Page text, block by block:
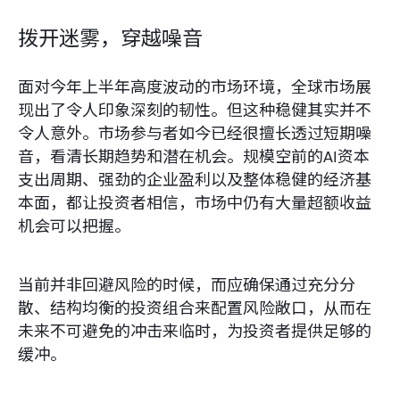
拨开迷雾，穿越噪音
面对今年上半年高度波动的市场环境，全球市场展
现出了令人印象深刻的韧性。但这种稳健其实并不
令人意外。市场参与者如今已经很擅长透过短期噪
音，看清长期趋势和潜在机会。规模空前的AI资本
支出周期、强劲的企业盈利以及整体稳健的经济基
本面，都让投资者相信，市场中仍有大量超额收益
机会可以把握。
当前并非回避风险的时候，而应确保通过充分分
散、结构均衡的投资组合来配置风险敞口，从而在
未来不可避免的冲击来临时，为投资者提供足够的
缓冲。